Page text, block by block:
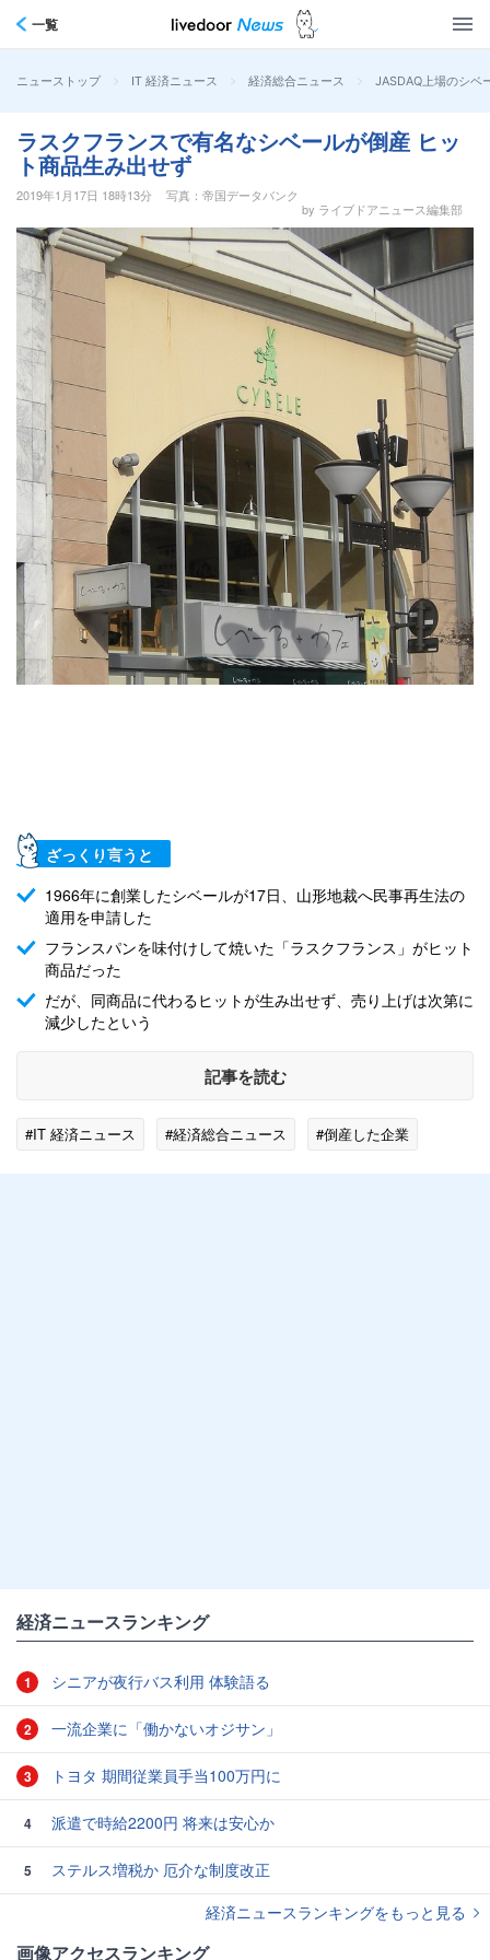
一覧
ニューストップ > IT 経済ニュース > 経済総合ニュース > JASDAQ上場のシベ
ラスクフランスで有名なシベールが倒産 ヒッ
ト商品生み出せず
2019年1月17日 18時13分
写真：帝国データバンク
by ライブドアニュース編集部
ざっくり言うと
1966年に創業したシベールが17日、山形地裁へ民事再生法の
適用を申請した
フランスパンを味付けして焼いた「ラスクフランス」がヒット
商品だった
だが、同商品に代わるヒットが生み出せず、売り上げは次第に
減少したという
記事を読む
#IT 経済ニュース #経済総合ニュース #倒産した企業
経済ニュースランキング
1 シニアが夜行バス利用 体験語る
2 一流企業に「働かないオジサン」
3 トヨタ 期間従業員手当100万円に
4 派遣で時給2200円 将来は安心か
5
ステルス増税か 厄介な制度改正
経済ニュースランキングをもっと見る
画像アクセスランキング